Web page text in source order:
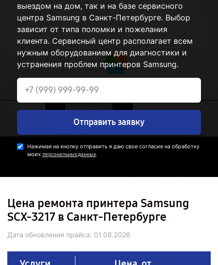
выездом на дом, так и на базе сервисного
центра Samsung в Санкт-Петербурге. Выбор
зависит от типа поломки и пожелания
клиента. Сервисный центр располагает всем
нужным оборудованием для диагностики и
устранения проблем принтеров Samsung.
Отправить заявку
Нажимая на кнопку отправить я даю свое согласие на обработку
моих персональных данных.
Цена ремонта принтера Samsung
SCX-3217 в Санкт-Петербурге
Дата обновления прайса: 01.08.2026